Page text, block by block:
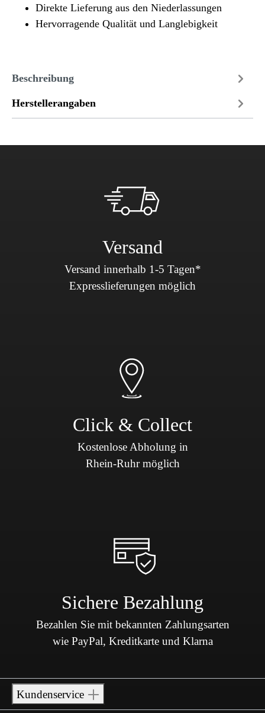
Direkte Lieferung aus den Niederlassungen
Hervorragende Qualität und Langlebigkeit
Beschreibung
Herstellerangaben
Versand
Versand innerhalb 1-5 Tagen*
Expresslieferungen möglich
Click & Collect
Kostenlose Abholung in
Rhein-Ruhr möglich
Sichere Bezahlung
Bezahlen Sie mit bekannten Zahlungsarten
wie PayPal, Kreditkarte und Klarna
Kundenservice